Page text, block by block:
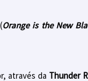
Orange is the New
através da Thunder